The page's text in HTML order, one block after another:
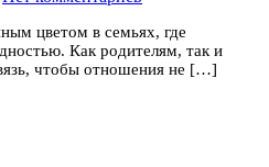
цветом в семьях, где
Как родителям, так и
чтобы отношения не […]